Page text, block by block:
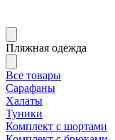
Пляжная одежда
Все товары
Сарафаны
Халаты
Туники
Комплект с шортами